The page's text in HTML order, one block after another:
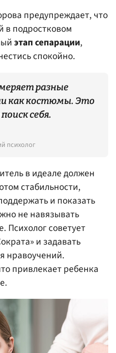
предупреждает, что
в подростковом
этап сепарации,
спокойно.
разные
как костюмы. Это
себя.
психолог
в идеале должен
стабильности,
и показать
не навязывать
Психолог советует
и задавать
нравоучений.
привлекает ребенка